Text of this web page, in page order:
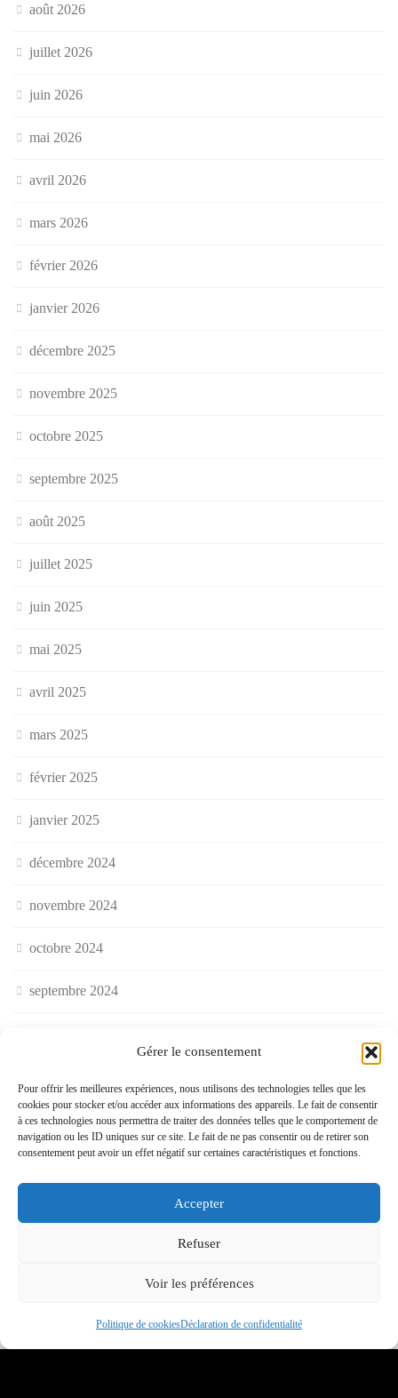
Gérer le consentement
Pour offrir les meilleures expériences, nous utilisons des technologies telles que les
cookies pour stocker et/ou accéder aux informations des appareils. Le fait de consentir
à ces technologies nous permettra de traiter des données telles que le comportement de
navigation ou les ID uniques sur ce site. Le fait de ne pas consentir ou de retirer son
consentement peut avoir un effet négatif sur certaines caractéristiques et fonctions.
Accepter
Refuser
Voir les préférences
Politique de cookiesDéclaration de confidentialité
août 2026
juillet 2026
juin 2026
mai 2026
avril 2026
mars 2026
février 2026
janvier 2026
décembre 2025
novembre 2025
octobre 2025
septembre 2025
août 2025
juillet 2025
juin 2025
mai 2025
avril 2025
mars 2025
février 2025
janvier 2025
décembre 2024
novembre 2024
octobre 2024
septembre 2024
mai 2024
avril 2024
décembre 2023